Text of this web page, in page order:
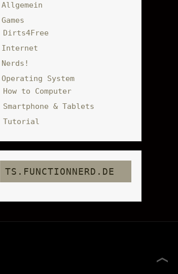
Allgemein
Games
Dirts4Free
Internet
Nerds!
Operating System
How to Computer
Smartphone & Tablets
Tutorial
TS.FUNCTIONNERD.DE